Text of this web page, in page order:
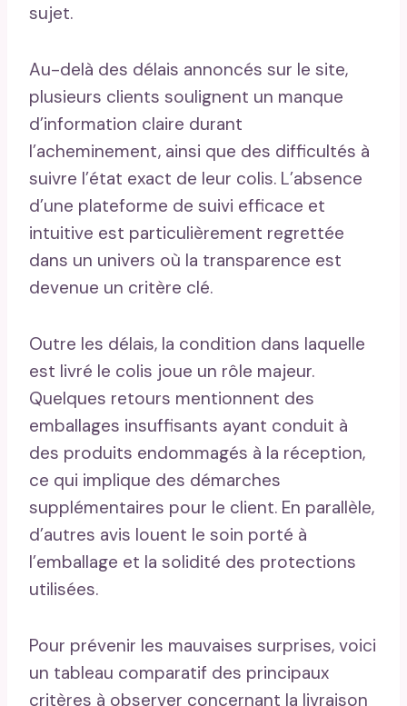
sujet.
Au-delà des délais annoncés sur le site,
plusieurs clients soulignent un manque
d’information claire durant
l’acheminement, ainsi que des difficultés à
suivre l’état exact de leur colis. L’absence
d’une plateforme de suivi efficace et
intuitive est particulièrement regrettée
dans un univers où la transparence est
devenue un critère clé.
Outre les délais, la condition dans laquelle
est livré le colis joue un rôle majeur.
Quelques retours mentionnent des
emballages insuffisants ayant conduit à
des produits endommagés à la réception,
ce qui implique des démarches
supplémentaires pour le client. En parallèle,
d’autres avis louent le soin porté à
l’emballage et la solidité des protections
utilisées.
Pour prévenir les mauvaises surprises, voici
un tableau comparatif des principaux
critères à observer concernant la livraison